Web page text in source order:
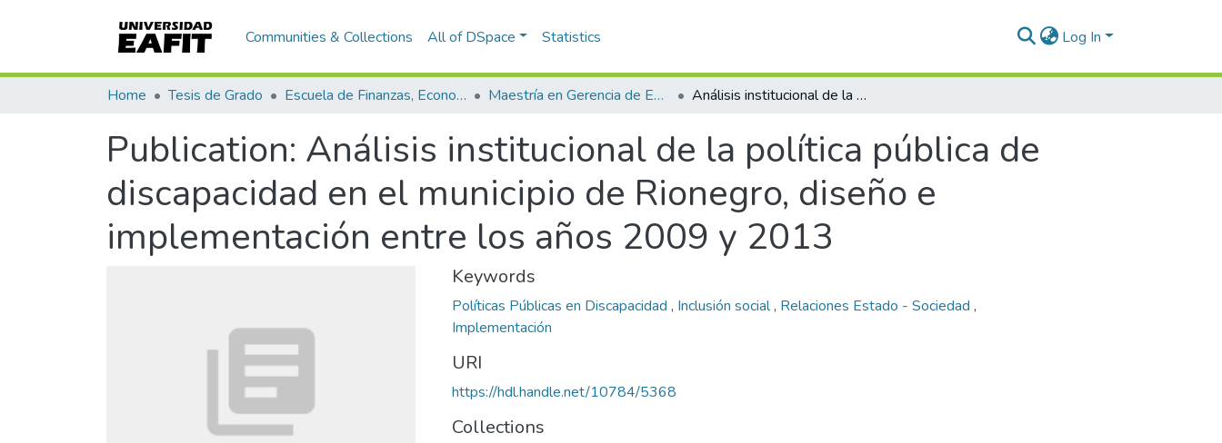
Communities & Collections All of DSpace Statistics Log In
Home Tesis de Grado Escuela de Finanzas, Economía y Gobierno Maestría en Gerencia de Empresas Sociales para la Innovación Social y el Desarrollo Local (tesis) Análisis institucional de la política pública de discapacidad en el municipio de Rionegro, diseño e implementación entre los años 2009 y 2013
Publication: Análisis institucional de la política pública de
discapacidad en el municipio de Rionegro, diseño e
implementación entre los años 2009 y 2013
Keywords
Políticas Públicas en Discapacidad , Inclusión social, Relaciones Estado - Sociedad ,
Implementación
URI
https://hdl.handle.net/10784/5368
Collections